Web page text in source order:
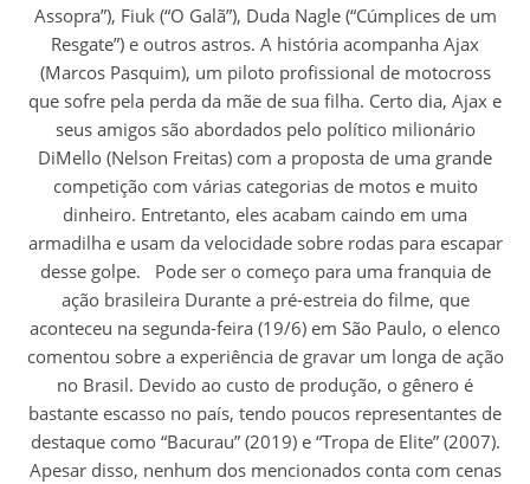
Assopra”), Fiuk (“O Galã”), Duda Nagle (“Cúmplices de um
Resgate”) e outros astros. A história acompanha Ajax
(Marcos Pasquim), um piloto profissional de motocross
que sofre pela perda da mãe de sua filha. Certo dia, Ajax e
seus amigos são abordados pelo político milionário
DiMello (Nelson Freitas) com a proposta de uma grande
competição com várias categorias de motos e muito
dinheiro. Entretanto, eles acabam caindo em uma
armadilha e usam da velocidade sobre rodas para escapar
desse golpe. Pode ser o começo para uma franquia de
ação brasileira Durante a pré-estreia do filme, que
aconteceu na segunda-feira (19/6) em São Paulo, o elenco
comentou sobre a experiência de gravar um longa de ação
no Brasil. Devido ao custo de produção, o gênero é
bastante escasso no país, tendo poucos representantes de
destaque como “Bacurau” (2019) e “Tropa de Elite” (2007).
Apesar disso, nenhum dos mencionados conta com cenas